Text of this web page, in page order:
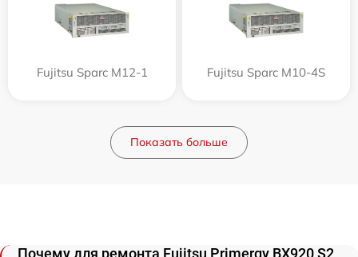
Fujitsu Sparc M12-1 Fujitsu Sparc M10-4S
Показать больше
Почему для ремонта Fujitsu Primergy BX920 S2